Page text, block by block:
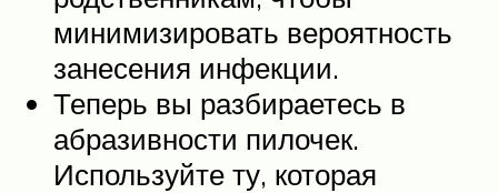
минимизировать вероятность
занесения инфекции.
Теперь вы разбираетесь в
абразивности пилочек.
Используйте ту, которая